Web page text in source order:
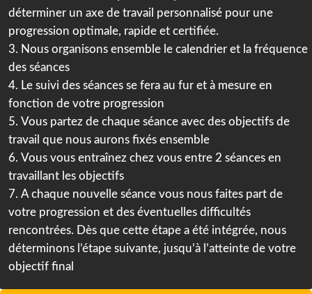
déterminer un axe de travail personnalisé pour une
progression optimale, rapide et certifiée.
Nous organisons ensemble le calendrier et la fréquence
des séances
Le suivi des séances se fera au fur et à mesure en
fonction de votre progression
Vous partez de chaque séance avec des objectifs de
travail que nous aurons fixés ensemble
Vous vous entraînez chez vous entre 2 séances en
travaillant les objectifs
A chaque nouvelle séance vous nous faites part de
votre progression et des éventuelles difficultés
rencontrées. Dès que cette étape a été intégrée, nous
déterminons l’étape suivante, jusqu’à l’atteinte de votre
objectif final